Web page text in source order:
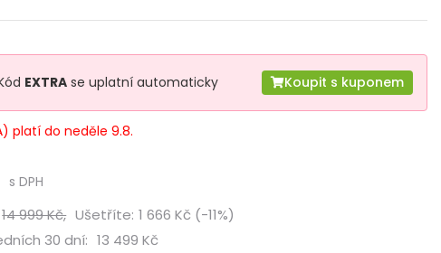
EXTRA se uplatní automaticky Koupit s kuponem
platí do neděle 9.8.
s DPH
14 999 Kč, Ušetříte: 1 666 Kč (-11%)
30 dní: 13 499 Kč